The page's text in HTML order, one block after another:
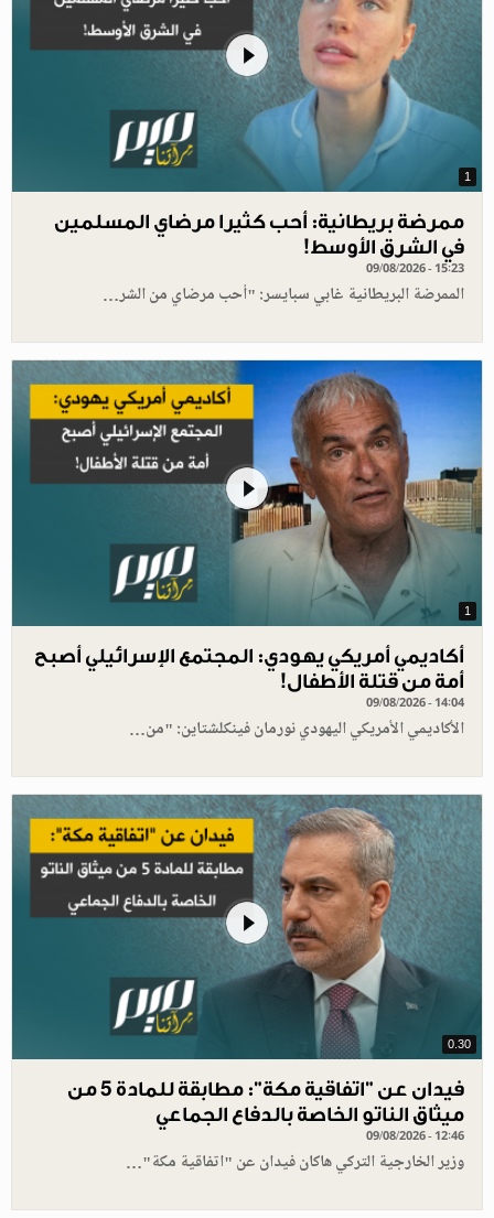
1
ممرضة بريطانية: أحب كثيرا مرضاي المسلمين
في الشرق الأوسط!
09/08/2026 - 15:23
الممرضة البريطانية غابي سبايسر: "أحب مرضاي من الشر…
1
أكاديمي أمريكي يهودي: المجتمع الإسرائيلي أصبح
أمة من قتلة الأطفال!
09/08/2026 - 14:04
الأكاديمي الأمريكي اليهودي نورمان فينكلشتاين: "من…
0.30
فيدان عن "اتفاقية مكة": مطابقة للمادة 5 من
ميثاق الناتو الخاصة بالدفاع الجماعي
09/08/2026 - 12:46
وزير الخارجية التركي هاكان فيدان عن "اتفاقية مكة"…